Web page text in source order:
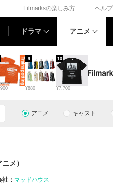
Filmarksの楽しみ方 ヘルプ
ドラマ アニメ
¥880
9
¥7,700
10
アニメ キャスト
メ）
社： マッドハウス